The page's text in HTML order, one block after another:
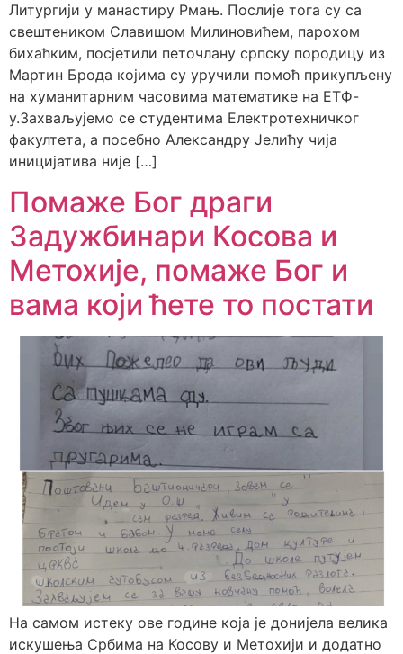
Литургији у манастиру Рмањ. Послије тога су са
свештеником Славишом Милиновићем, парохом
бихаћким, посјетили петочлану српску породицу из
Мартин Брода којима су уручили помоћ прикупљену
на хуманитарним часовима математике на ЕТФ-
у.Захваљујемо се студентима Електротехничког
факултета, а посебно Александру Јелићу чија
иницијатива није […]
Помаже Бог драги
Задужбинари Косова и
Метохије, помаже Бог и
вама који ћете то постати
На самом истеку ове године која је донијела велика
искушења Србима на Косову и Метохији и додатно